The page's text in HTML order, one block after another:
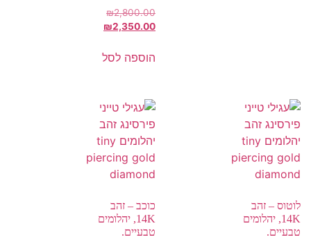
₪2,800.00
₪2,350.00
הוספה לסל
לוטוס – זהב
14K, יהלומים
טבעיים.
כוכב – זהב
14K, יהלומים
טבעיים.